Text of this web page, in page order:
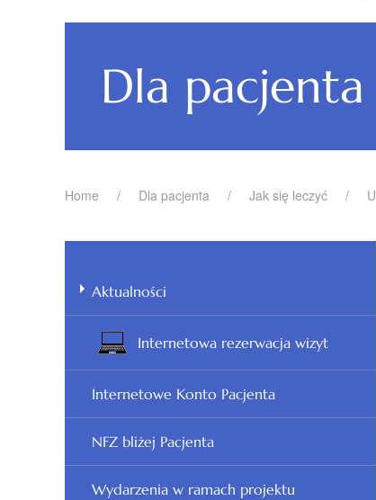
Dla pacjenta
Home Dla pacjenta Jak się leczyć
Aktualności
Internetowa rezerwacja wizyt
Internetowe Konto Pacjenta
NFZ bliżej Pacjenta
Wydarzenia w ramach projektu